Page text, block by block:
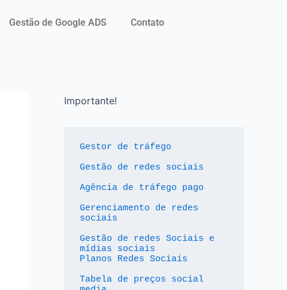
Gestão de Google ADS Contato
Importante!
Gestor de tráfego
Gestão de redes sociais
Agência de tráfego pago
Gerenciamento de redes
sociais
Gestão de redes Sociais e
mídias sociais
Planos Redes Sociais
Tabela de preços social